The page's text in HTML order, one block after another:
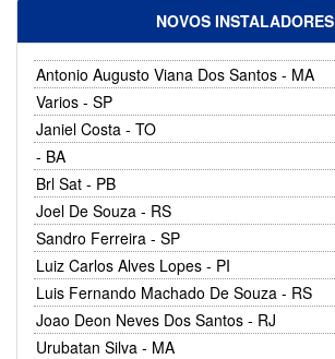
NOVOS INSTALADORES
Antonio Augusto Viana Dos Santos - MA
Varios - SP
Janiel Costa - TO
- BA
Brl Sat - PB
Joel De Souza - RS
Sandro Ferreira - SP
Luiz Carlos Alves Lopes - PI
Luis Fernando Machado De Souza - RS
Joao Deon Neves Dos Santos - RJ
Urubatan Silva - MA